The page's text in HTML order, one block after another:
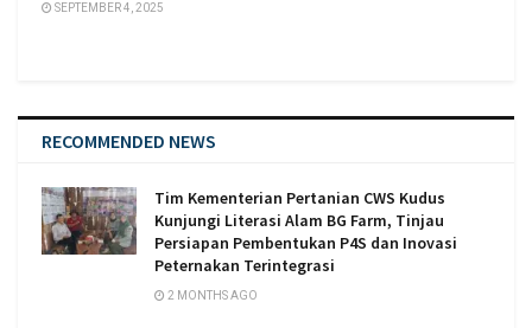
SEPTEMBER 4, 2025
RECOMMENDED NEWS
Tim Kementerian Pertanian CWS Kudus
Kunjungi Literasi Alam BG Farm, Tinjau
Persiapan Pembentukan P4S dan Inovasi
Peternakan Terintegrasi
2 MONTHS AGO